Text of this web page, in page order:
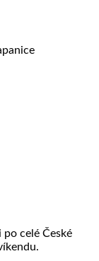
celé České